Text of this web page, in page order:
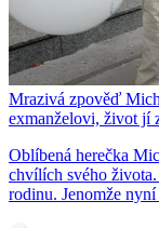
Mrazivá zpověď
exmanželovi, život jí
Oblíbená herečka
chvílích svého
rodinu. Jenomže